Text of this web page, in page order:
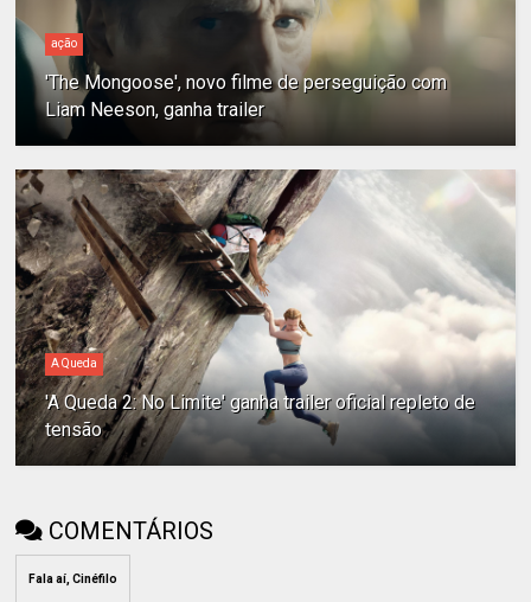
ação
'The Mongoose', novo filme de perseguição com
Liam Neeson, ganha trailer
A Queda
'A Queda 2: No Limite' ganha trailer oficial repleto de
tensão
COMENTÁRIOS
Fala aí, Cinéfilo